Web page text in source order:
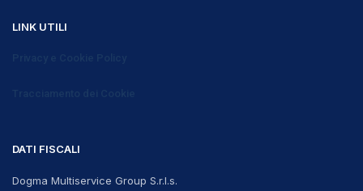
LINK UTILI
DATI FISCALI
Dogma Multiservice Group S.r.l.s.